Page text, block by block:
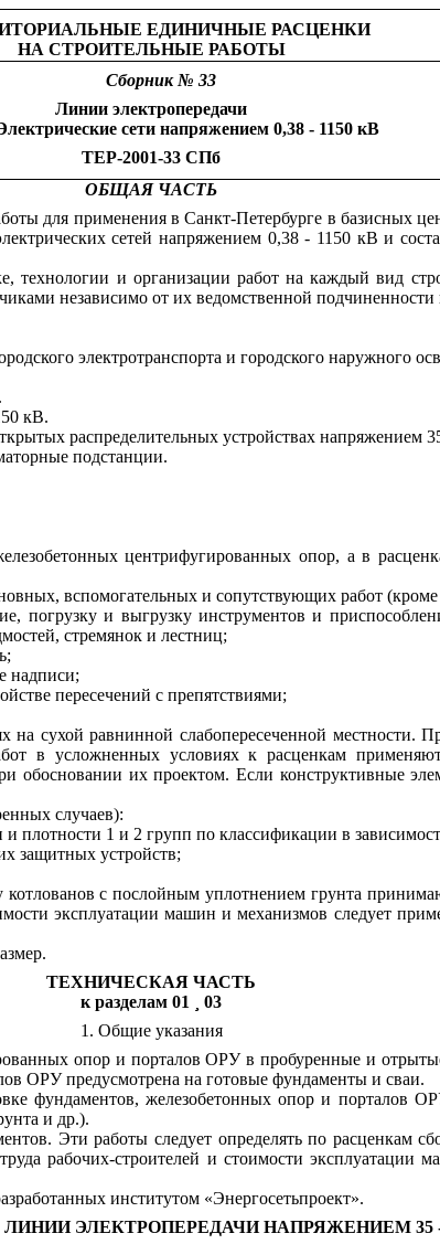
ЕДИНИЧНЫЕ РАСЦЕНКИ
НА СТРОИТЕЛЬНЫЕ РАБОТЫ
Сборник № 33
Линии электропередачи
сети напряжением 0,38 - 1150 кВ
ТЕР-2001-33 СПб
ОБЩАЯ ЧАСТЬ
для применения в Санкт-Петербурге в базисных
сетей напряжением 0,38 - 1150 кВ и
технологии и организации работ на каждый вид
независимо от их ведомственной
электротранспорта и городского наружного
кВ.
распределительных устройствах напряжением
подстанции.
центрифугированных опор, а в
вспомогательных и сопутствующих работ
погрузку и выгрузку инструментов и
стремянок и лестниц;
надписи;
пересечений с препятствиями;
сухой равнинной слабопересеченной местности.
в усложненных условиях к расценкам
обосновании их проектом. Если конструктивные
случаев):
плотности 1 и 2 групп по классификации в
защитных устройств;
с послойным уплотнением грунта
эксплуатации машин и механизмов следует
ТЕХНИЧЕСКАЯ ЧАСТЬ
к разделам 01
03
1. Общие указания
опор и порталов ОРУ в пробуренные и
ОРУ предусмотрена на готовые фундаменты и сваи.
фундаментов, железобетонных опор и порталов
и др.).
Эти работы следует определять по расценкам
рабочих-строителей и стоимости эксплуатации
институтом «Энергосетьпроект».
ЛИНИИ ЭЛЕКТРОПЕРЕДАЧИ НАПРЯЖЕНИЕМ 35 -